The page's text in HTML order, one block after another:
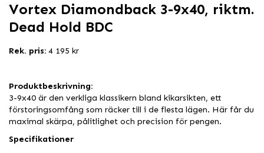
Vortex Diamondback 3-9x40, riktm.
Dead Hold BDC
Rek. pris: 4 195 kr
Produktbeskrivning:
3-9x40 är den verkliga klassikern bland kikarsikten, ett
förstoringsomfång som räcker till i de flesta lägen. Här får du
maximal skärpa, pålitlighet och precision för pengen.
Specifikationer